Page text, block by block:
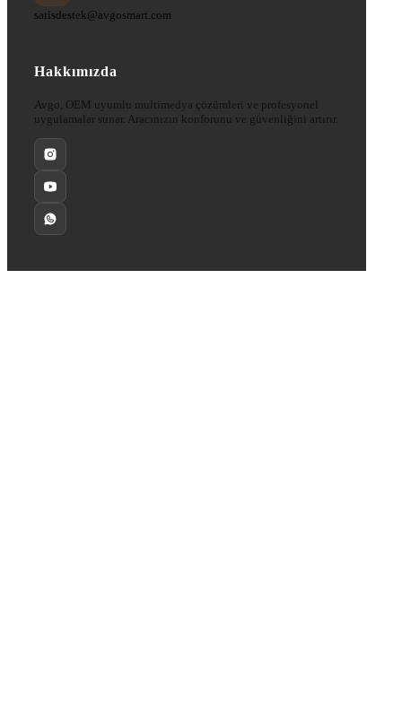
satisdestek@avgosmart.com
Hakkımızda
Avgo, OEM uyumlu multimedya çözümleri ve profesyonel
uygulamalar sunar. Aracınızın konforunu ve güvenliğini artırır.